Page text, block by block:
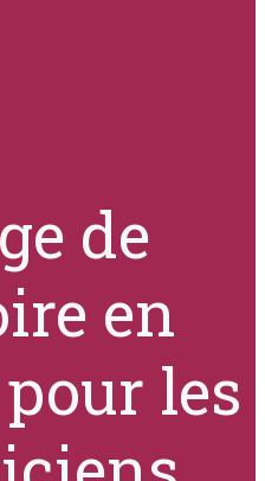
de
en
les